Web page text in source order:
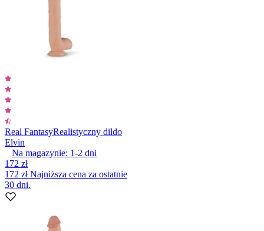
Real FantasyRealistyczny dildo
Elvin
Na magazynie: 1-2 dni
172 zł
172 złNajniższa cena za ostatnie
30 dni.